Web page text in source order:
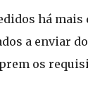
há
a enviar
os